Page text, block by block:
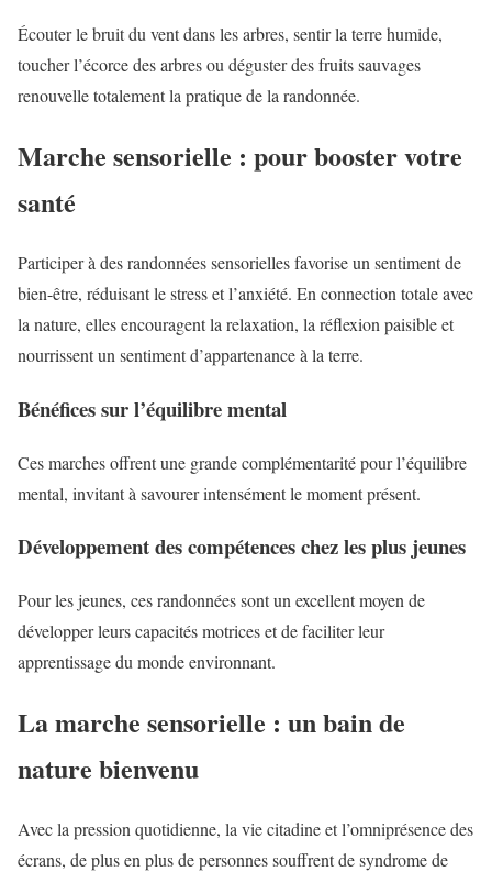
Écouter le bruit du vent dans les arbres, sentir la terre humide,
toucher l’écorce des arbres ou déguster des fruits sauvages
renouvelle totalement la pratique de la randonnée.
Marche sensorielle : pour booster votre
santé
Participer à des randonnées sensorielles favorise un sentiment de
bien-être, réduisant le stress et l’anxiété. En connection totale avec
la nature, elles encouragent la relaxation, la réflexion paisible et
nourrissent un sentiment d’appartenance à la terre.
Bénéfices sur l’équilibre mental
Ces marches offrent une grande complémentarité pour l’équilibre
mental, invitant à savourer intensément le moment présent.
Développement des compétences chez les plus jeunes
Pour les jeunes, ces randonnées sont un excellent moyen de
développer leurs capacités motrices et de faciliter leur
apprentissage du monde environnant.
La marche sensorielle : un bain de
nature bienvenu
Avec la pression quotidienne, la vie citadine et l’omniprésence des
écrans, de plus en plus de personnes souffrent de syndrome de